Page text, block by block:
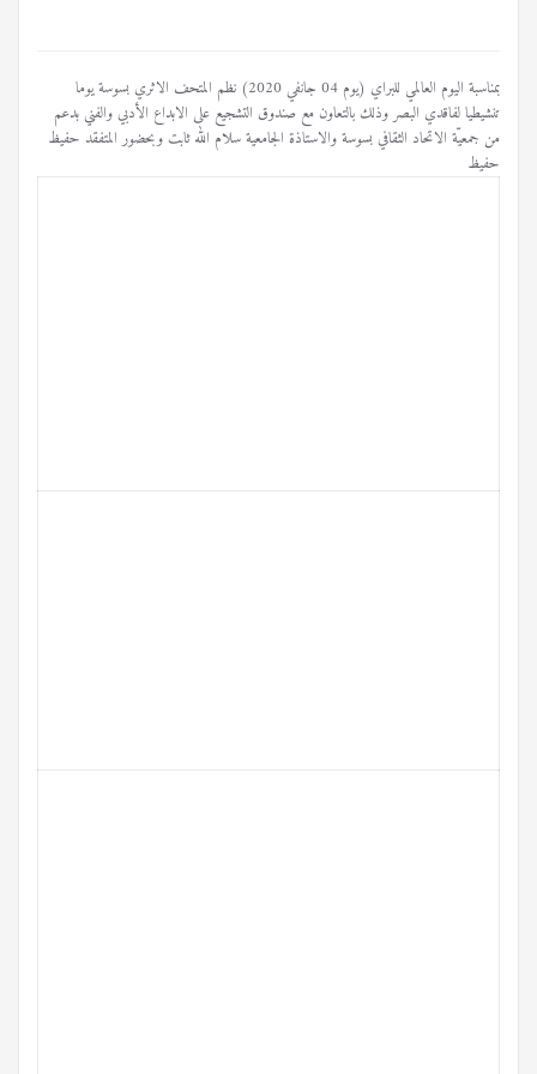
بمناسبة اليوم العالمي للبراي (يوم 04 جانفي 2020) نظم المتحف الاثري بسوسة يوما
تنشيطيا لفاقدي البصر وذلك بالتعاون مع صندوق التشجيع على الابداع الأدبي والفني بدعم
من جمعيّة الاتحاد الثقافي بسوسة والاستاذة الجامعية سلام الله ثابت وبحضور المتفقد حفيظ
حفيظ